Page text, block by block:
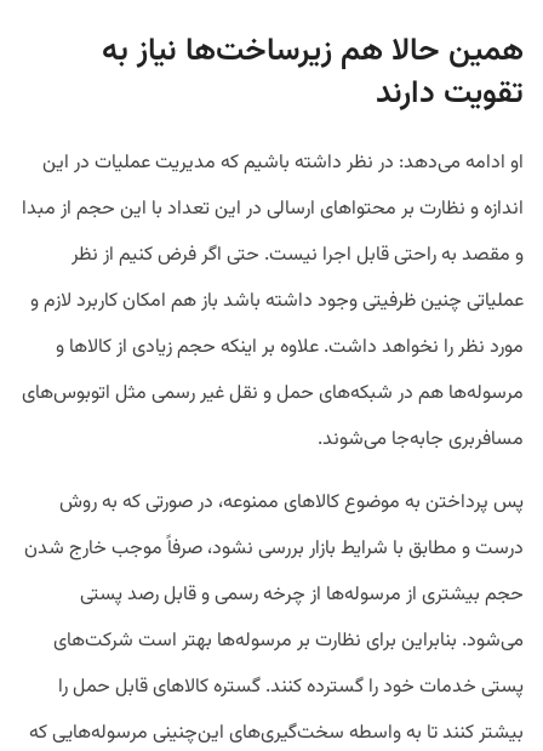
همین حالا هم زیرساخت‌ها نیاز به
تقویت دارند
او ادامه می‌دهد: در نظر داشته باشیم که مدیریت عملیات در این
اندازه و نظارت بر محتواهای ارسالی در این تعداد با این حجم از مبدا
و مقصد به راحتی قابل اجرا نیست. حتی اگر فرض کنیم از نظر
عملیاتی چنین ظرفیتی وجود داشته باشد باز هم امکان کاربرد لازم و
مورد نظر را نخواهد داشت. علاوه بر اینکه حجم زیادی از کالاها و
مرسوله‌ها هم در شبکه‌های حمل و نقل غیر رسمی مثل اتوبوس‌های
مسافربری جابه‌جا می‌شوند.
پس پرداختن به موضوع کالاهای ممنوعه، در صورتی که به روش
درست و مطابق با شرایط بازار بررسی نشود، صرفاً موجب خارج شدن
حجم بیشتری از مرسوله‌ها از چرخه رسمی و قابل رصد پستی
می‌شود. بنابراین برای نظارت بر مرسوله‌‌ها بهتر است شرکت‌های
پستی خدمات خود را گسترده کنند. گستره کالاهای قابل حمل را
بیشتر کنند تا به واسطه سخت‌گیری‌های این‌چنینی مرسوله‌هایی که